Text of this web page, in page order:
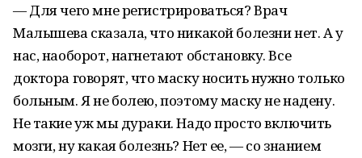
— Для чего мне регистрироваться? Врач
Малышева сказала, что никакой болезни нет. А у
нас, наоборот, нагнетают обстановку. Все
доктора говорят, что маску носить нужно только
больным. Я не болею, поэтому маску не надену.
Не такие уж мы дураки. Надо просто включить
мозги, ну какая болезнь? Нет ее, — со знанием